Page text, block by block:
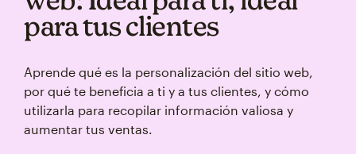
para tus clientes
Aprende qué es la personalización del sitio web,
por qué te beneficia a ti y a tus clientes, y cómo
utilizarla para recopilar información valiosa y
aumentar tus ventas.